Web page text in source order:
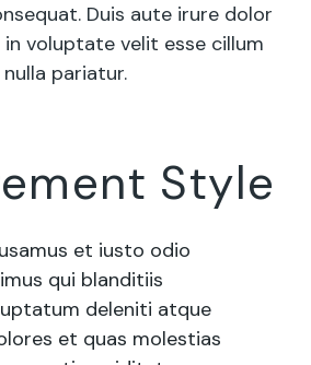
Duis aute irure dolor
voluptate velit esse cillum
pariatur.
Style
et iusto odio
qui blanditiis
deleniti atque
et quas molestias